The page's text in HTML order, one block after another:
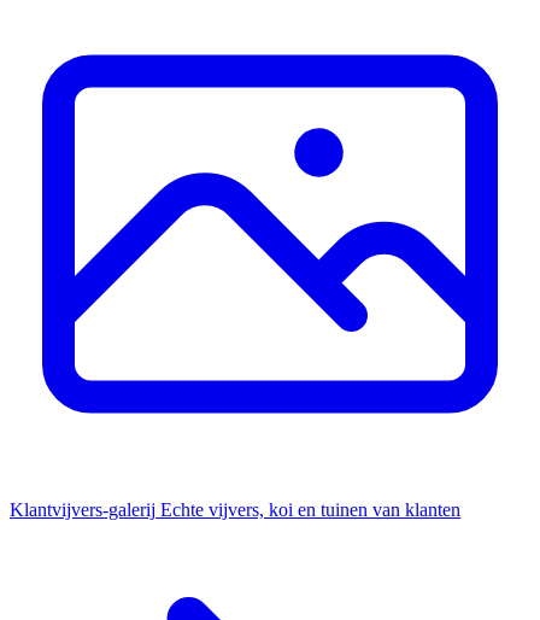
Klantvijvers-galerij Echte vijvers, koi en tuinen van klanten